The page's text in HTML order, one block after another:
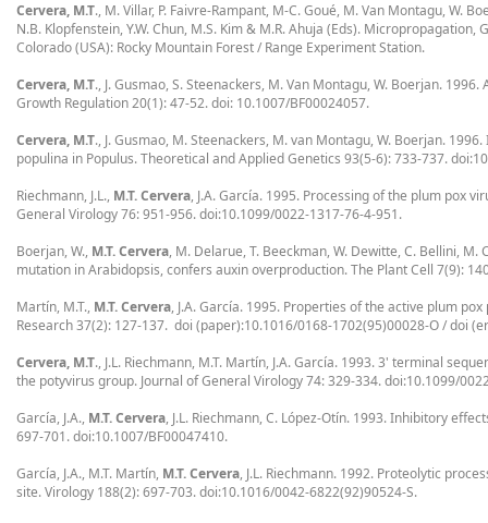
Cervera, M.T., M. Villar, P. Faivre-Rampant, M-C. Goué, M. Van Montagu, W.
N.B. Klopfenstein, Y.W. Chun, M.S. Kim & M.R. Ahuja (Eds).
Colorado (USA): Rocky Mountain Forest / Range Experiment Station.
Cervera, M.T., J. Gusmao, S. Steenackers, M. Van Montagu, W. Boerjan.
Growth Regulation 20(1): 47-52. doi: 10.1007/BF00024057.
Cervera, M.T., J. Gusmao, M. Steenackers, M. van Montagu, W. Boerjan.
populina in Populus. Theoretical and Applied Genetics 93(5-6): 733-737.
Riechmann, J.L., M.T. Cervera, J.A. García. 1995. Processing of the plum pox
General Virology 76: 951-956. doi:10.1099/0022-1317-76-4-951.
Boerjan, W., M.T. Cervera, M. Delarue, T. Beeckman, W. Dewitte, C. Bellini,
mutation in Arabidopsis, confers auxin overproduction. The Plant Cell 7(9):
Martín, M.T., M.T. Cervera, J.A. García. 1995. Properties of the active plum
Research 37(2): 127-137. doi (paper):10.1016/0168-1702(95)00028-O / doi
Cervera, M.T., J.L. Riechmann, M.T. Martín, J.A. García. 1993. 3' terminal
the potyvirus group. Journal of General Virology 74: 329-334. doi:10.1099/
García, J.A., M.T. Cervera, J.L. Riechmann, C. López-Otín. 1993. Inhibitory
697-701. doi:10.1007/BF00047410.
García, J.A., M.T. Martín, M.T. Cervera, J.L. Riechmann. 1992. Proteolytic
site. Virology 188(2): 697-703. doi:10.1016/0042-6822(92)90524-S.